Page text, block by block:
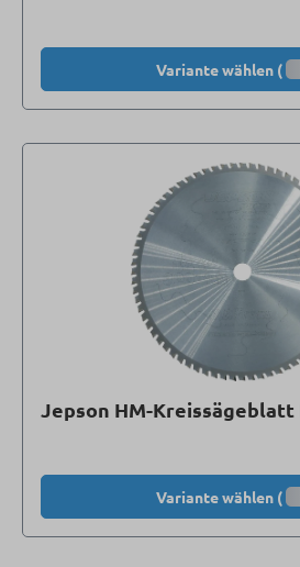
Variante wählen (
Jepson HM-
Variante wählen (